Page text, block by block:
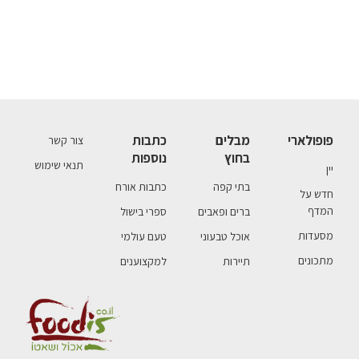
פופולארי
יין
חדש על
המדף
מסעדות
מתכונים
מבלים
בחוץ
בתי קפה
ברים ופאבים
אוכל טבעוני
תיירות
כתבות
נוספות
כתבות אורח
ספרי בישול
טעם עולמי
למקצוענים
צור קשר
תנאי שימוש